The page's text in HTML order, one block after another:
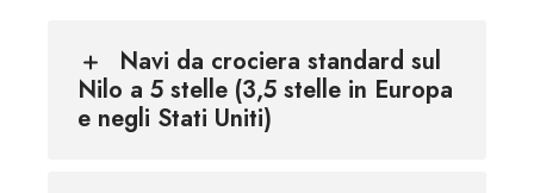
Navi da crociera standard sul
Nilo a 5 stelle (3,5 stelle in Europa
e negli Stati Uniti)